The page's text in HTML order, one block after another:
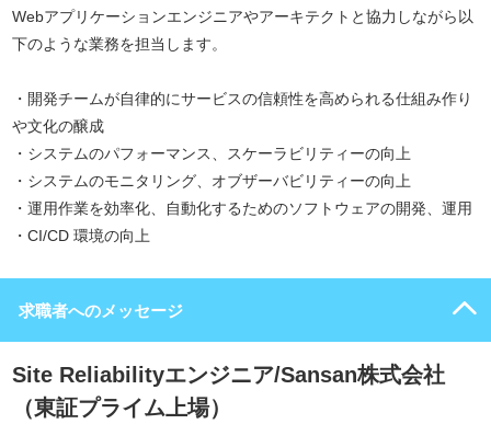
Webアプリケーションエンジニアやアーキテクトと協力しながら以
下のような業務を担当します。
・開発チームが自律的にサービスの信頼性を高められる仕組み作り
や文化の醸成
・システムのパフォーマンス、スケーラビリティーの向上
・システムのモニタリング、オブザーバビリティーの向上
・運用作業を効率化、自動化するためのソフトウェアの開発、運用
・CI/CD 環境の向上
求職者へのメッセージ
Site Reliabilityエンジニア/Sansan株式会社
（東証プライム上場）